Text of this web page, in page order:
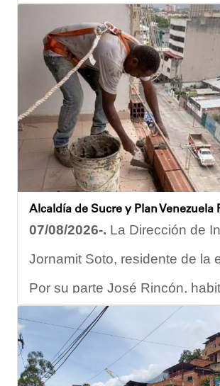
Igualmente, explicó que el propósito
Despliegue territorial
El encuentro contó con la
Como parte de los acuerdos
Joshua Piña
07/08/2026-. La Dirección de
Jornamit Soto, residente de la
Por su parte José Rincón,
“El proceso comenzó con
Ante la emergencia, los